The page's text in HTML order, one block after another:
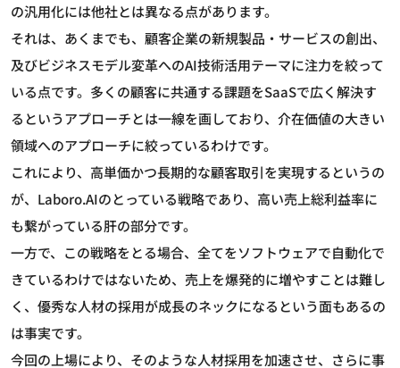
の汎用化には他社とは異なる点があります。
それは、あくまでも、顧客企業の新規製品・サービスの創出、
及びビジネスモデル変革へのAI技術活用テーマに注力を絞って
いる点です。多くの顧客に共通する課題をSaaSで広く解決す
るというアプローチとは一線を画しており、介在価値の大きい
領域へのアプローチに絞っているわけです。
これにより、高単価かつ長期的な顧客取引を実現するというの
が、Laboro.AIのとっている戦略であり、高い売上総利益率に
も繋がっている肝の部分です。
一方で、この戦略をとる場合、全てをソフトウェアで自動化で
きているわけではないため、売上を爆発的に増やすことは難し
く、優秀な人材の採用が成長のネックになるという面もあるの
は事実です。
今回の上場により、そのような人材採用を加速させ、さらに事